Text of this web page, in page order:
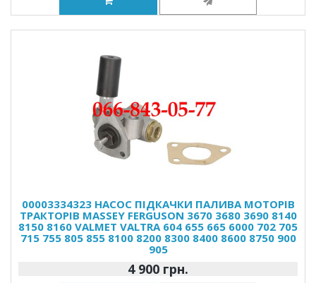
00003334323 НАСОС ПІДКАЧКИ ПАЛИВА МОТОРІВ
ТРАКТОРІВ MASSEY FERGUSON 3670 3680 3690 8140
8150 8160 VALMET VALTRA 604 655 665 6000 702 705
715 755 805 855 8100 8200 8300 8400 8600 8750 900
905
4 900 грн.